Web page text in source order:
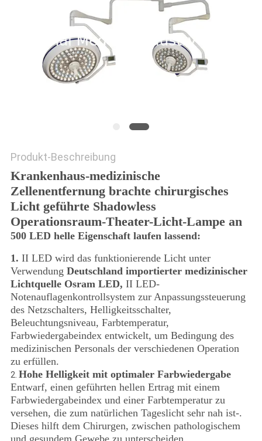
Produkt-Beschreibung
Krankenhaus-medizinische
Zellenentfernung brachte chirurgisches
Licht geführte Shadowless
Operationsraum-Theater-Licht-Lampe an
500 LED helle Eigenschaft laufen lassend:
1. II LED wird das funktionierende Licht unter
Verwendung Deutschland importierter medizinischer
Lichtquelle Osram LED, II LED-
Notenauflagenkontrollsystem zur Anpassungssteuerung
des Netzschalters, Helligkeitsschalter,
Beleuchtungsniveau, Farbtemperatur,
Farbwiedergabeindex entwickelt, um Bedingung des
medizinischen Personals der verschiedenen Operation
zu erfüllen.
2. Hohe Helligkeit mit optimaler Farbwiedergabe
Entwarf, einen geführten hellen Ertrag mit einem
Farbwiedergabeindex und einer Farbtemperatur zu
versehen, die zum natürlichen Tageslicht sehr nah ist-.
Dieses hilft dem Chirurgen, zwischen pathologischem